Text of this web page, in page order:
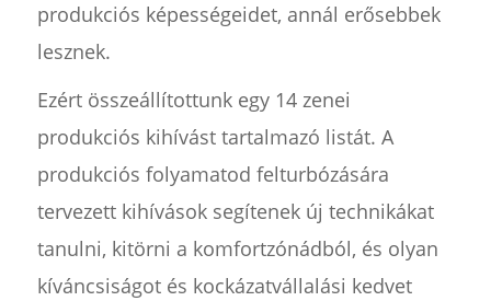
produkciós képességeidet, annál erősebbek
lesznek.
Ezért összeállítottunk egy 14 zenei
produkciós kihívást tartalmazó listát. A
produkciós folyamatod felturbózására
tervezett kihívások segítenek új technikákat
tanulni, kitörni a komfortzónádból, és olyan
kíváncsiságot és kockázatvállalási kedvet